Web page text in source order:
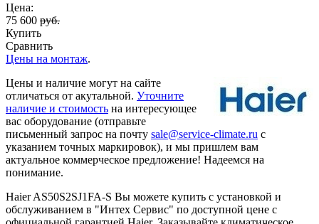
Цена:
75 600 руб.
Купить
Сравнить
Цены на монтаж.
Цены и наличие могут на сайте
отличаться от акутальной. Уточните
наличие и стоимость на интересующее
вас оборудование (отправьте
письменный запрос на почту sale@service-climate.ru с
указанием точных маркировок), и мы пришлем вам
актуальное коммерческое предложение! Надеемся на
понимание.
Haier AS50S2SJ1FA-S Вы можете купить с установкой и
обслуживанием в "Интех Сервис" по доступной цене с